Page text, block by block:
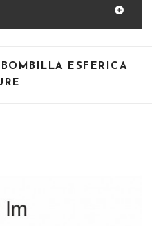
BOMBILLA ESFERICA